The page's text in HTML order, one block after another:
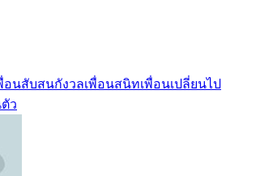
อนสับสนกังวลเพื่อนสนิทเพื่อนเปลี่ยนไป
ว